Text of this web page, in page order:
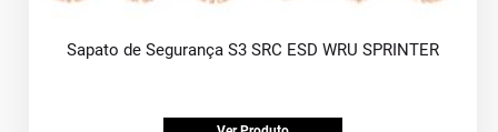
Sapato de Segurança S3 SRC ESD WRU SPRINTER